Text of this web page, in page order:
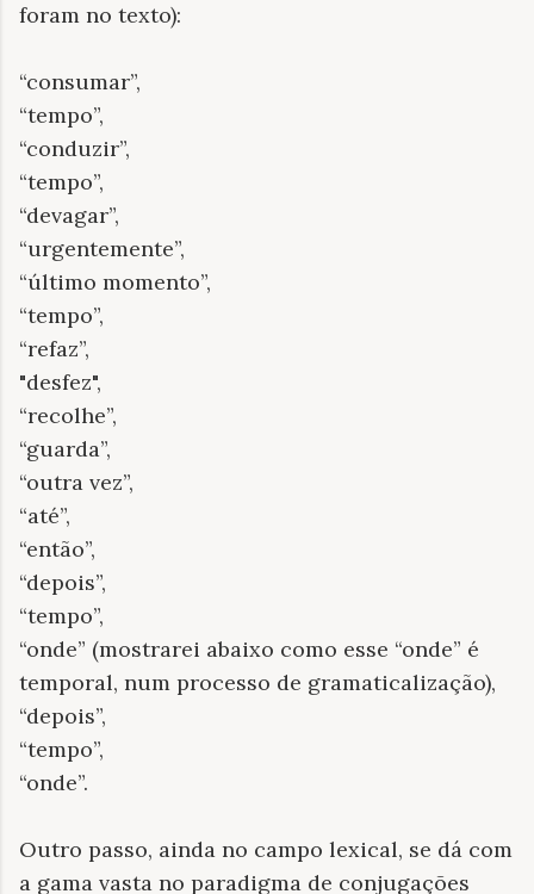
foram no texto):
“consumar”,
“tempo”,
“conduzir”,
“tempo”,
“devagar”,
“urgentemente”,
“último momento”,
“tempo”,
“refaz”,
"desfez",
“recolhe”,
“guarda”,
“outra vez”,
“até”,
“então”,
“depois”,
“tempo”,
“onde” (mostrarei abaixo como esse “onde” é
temporal, num processo de gramaticalização),
“depois”,
“tempo”,
“onde”.
Outro passo, ainda no campo lexical, se dá com
a gama vasta no paradigma de conjugações